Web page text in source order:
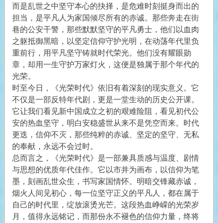
而是乱世之中坚守本心的抉择，是危难时刻挺身而出的
担当，是平凡人为家国倾尽所有的赤诚。那些奔走在街
巷的公安干警，那些默默坚守的平凡勇士，他们以血肉
之躯抵御黑暗，以坚定信仰守护光明，在动荡年代里负
重前行，用平凡坚守铸就时代荣光。他们没有耀眼勋
章，却用一生守护万家灯火，这便是独属于那个年代的
光荣。
时至今日，《光荣时代》依旧有着深刻的现实意义。它
不仅是一部反特年代剧，更是一堂生动的历史公开课。
它让我们看见新中国成立之初的艰难险阻，看见初代公
安的热血坚守，明白安稳盛世从来不是凭空而来。时代
更迭，信仰不灭，那些纯粹的赤诚、坚定的坚守、无私
的奉献，永远不会过时。
总而言之，《光荣时代》是一部兼具质感与温度、剧情
与思想的优质年代佳作。它以市井为画布，以信仰为笔
墨，刻画乱世众生，书写家国情怀。明暗交锋藏赤诚，
烟火人间见初心，每一位坚守正义的平凡人，都在属于
自己的时代里，绽放滚烫光芒。这段热血峥嵘的光荣岁
月，值得永远铭记，而那份永不褪色的信仰力量，终将